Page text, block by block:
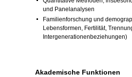
und Panelanalysen
Familienforschung und
Lebensformen, Fertilität,
Intergenerationenbeziehungen)
Akademische Funktionen